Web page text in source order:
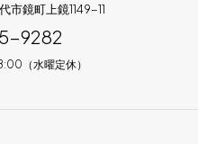
市鏡町上鏡1149-11
9282
（水曜定休）